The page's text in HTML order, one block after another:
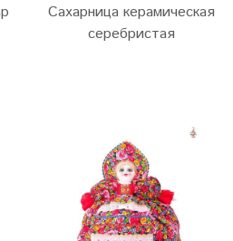
Сахарница керамическая
серебристая